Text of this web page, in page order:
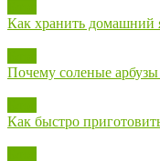
Как хранить домашний
Почему соленые
Как быстро